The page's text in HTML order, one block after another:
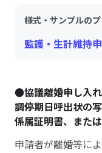
様式・サンプルの
監護・生計維持
●協議離婚申し入
調停期日呼出状の
係属証明書、また
申請者が離婚等に